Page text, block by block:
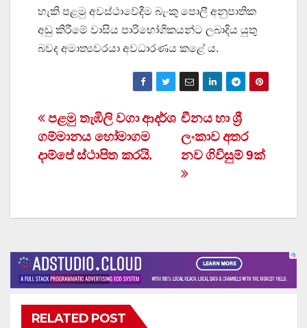
හැකි පළමු අවස්ථාවේදීම බැංකු පොලී අනුපාතික
අඩු කිරීමේ වාසිය පාරිභෝගිකයන්ට ලබාදිය යුතු
බවද අමාත්‍යවරයා අවධාරණය කළේ ය.
Post
navigation
චීනය හා ශ්‍රී
ලංකාව අතර
නව ගිවිසුම් 9ක්
පළමු තැඹිලි වගා ආදර්ශ
ගම්මානය හෝමාගම
දාම්පේ ස්ථාපිත කරයි.
RELATED POST